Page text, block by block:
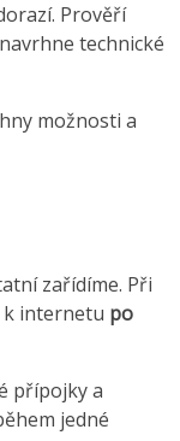
Prověří
technické
možnosti a
zařídíme. Při
k internetu po
přípojky a
jedné